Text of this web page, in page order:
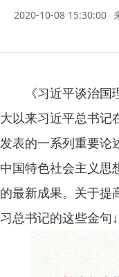
2020-10-08 15:30:00
《习近平谈治国
大以来习近平总书记
发表的一系列重要论
中国特色社会主义思
的最新成果。关于提
习总书记的这些金句↓